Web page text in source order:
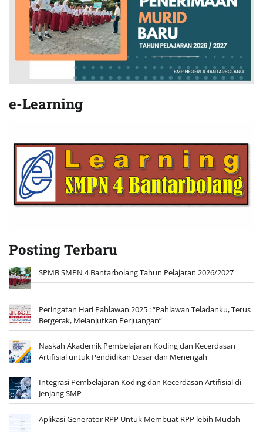
e-Learning
Posting Terbaru
SPMB SMPN 4 Bantarbolang Tahun Pelajaran 2026/2027
Peringatan Hari Pahlawan 2025 : “Pahlawan Teladanku, Terus
Bergerak, Melanjutkan Perjuangan”
Naskah Akademik Pembelajaran Koding dan Kecerdasan
Artifisial untuk Pendidikan Dasar dan Menengah
Integrasi Pembelajaran Koding dan Kecerdasan Artifisial di
Jenjang SMP
Aplikasi Generator RPP Untuk Membuat RPP lebih Mudah